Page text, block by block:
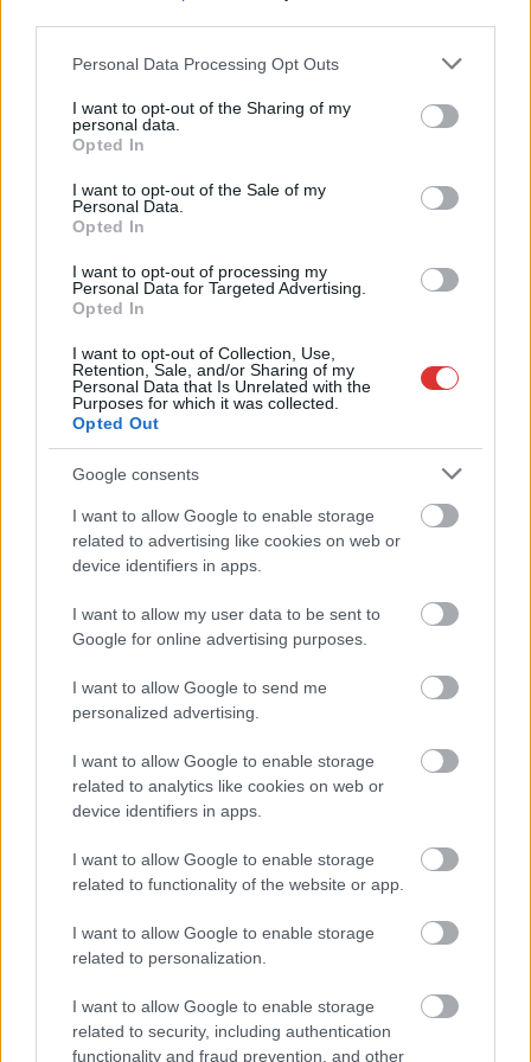
Please note that this website/app uses one or more Google
not limited to your visit or usage behaviour. You may click to
grant or deny consent to Google and its third-party tags to
use your data for below specified purposes in below Google
consent section.
Personal Data Processing Opt Outs
I want to opt-out of the Sharing of my
personal data.
Opted In
I want to opt-out of the Sale of my
Personal Data.
Opted In
I want to opt-out of processing my
Personal Data for Targeted Advertising.
Opted In
I want to opt-out of Collection, Use,
Retention, Sale, and/or Sharing of my
Personal Data that Is Unrelated with the
Purposes for which it was collected.
Opted Out
Google consents
I want to allow Google to enable storage
related to advertising like cookies on web or
device identifiers in apps.
I want to allow my user data to be sent to
Google for online advertising purposes.
I want to allow Google to send me
personalized advertising.
I want to allow Google to enable storage
related to analytics like cookies on web or
device identifiers in apps.
I want to allow Google to enable storage
related to functionality of the website or app.
I want to allow Google to enable storage
related to personalization.
I want to allow Google to enable storage
related to security, including authentication
functionality and fraud prevention, and other
állapotban levő buszmegálló mutatja, hogy Szolnok mennyire
élhető város
Pénteken újra csökken a benzin és a gázolaj ára is
Napokon belül megválasztja az új köztársasági elnököt az
Országgyűlés
Harmadfokú hőségriasztás az országban: Szolnokon klímát
javítottak, helikoptereket is bevetettek a tüzeknél
A zárkában rosszul lett, elájult – ilyen körülményekről
számoltak be a szolnoki börtönből
Váratlan fennakadás borította fel a Szolnok–Kecskemét
vasútvonal közlekedését
A polgármester a szolnoki cégekhez fordult: több száz
elbocsátott dolgozón segítene
Csődbe ment a tószegi Accell Hunland, a hazai
kerékpárgyártás meghatározó szereplője
Egyszer fent, egyszer lent, így festett a Duna a két évvel
ugyanazokból a szögekből
Ilyenek eddig a tapasztalatok a vendégektől – a hőhullám
miatt ingyenes a strandolás Szolnokon
Nem biztató: a hétvégi kisebb felfrissülés után jövő héten
megint visszatér a forróság, újra rekkenő hőség jön, akár 38
fokokkal
többsége szakszerűen már nem ápolható
a Paraméter közös riportfilmje a Sajó szennyezéséről
Tánccal, zeneszóval és vásárral telik meg Jászberény, indul a